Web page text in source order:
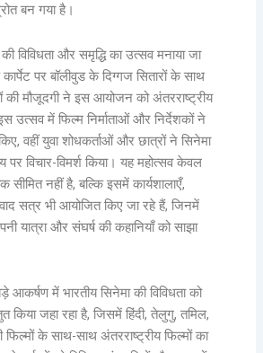
बन गया है।
विविधता और समृद्धि का उत्सव मनाया जा
पर बॉलीवुड के दिग्गज सितारों के साथ
की मौजूदगी ने इस आयोजन को अंतरराष्ट्रीय
उत्सव में फिल्म निर्माताओं और निर्देशकों ने
वहीं युवा शोधकर्ताओं और छात्रों ने सिनेमा
विचार-विमर्श किया। यह महोत्सव केवल
सीमित नहीं है, बल्कि इसमें कार्यशालाएँ,
सत्र भी आयोजित किए जा रहे हैं, जिनमें
यात्रा और संघर्ष की कहानियाँ को साझा
में भारतीय सिनेमा की विविधता को
किया जहा रहा है, जिसमें हिंदी, तेलुगु, तमिल,
के साथ-साथ अंतरराष्ट्रीय फिल्मों का